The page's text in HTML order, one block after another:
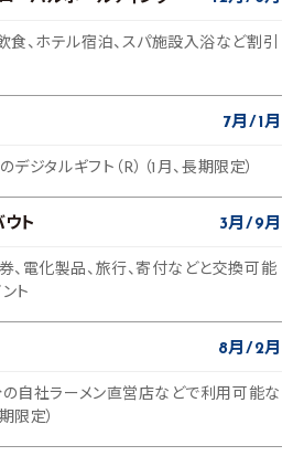
食、ホテル宿泊、スパ施設入浴など割引
7月 1月
デジタルギフト（R）（1月、長期限定）
ト 3月 9月
、電化製品、旅行、寄付などと交換可能
ト
8月 2月
自社ラーメン直営店などで利用可能な
限定）